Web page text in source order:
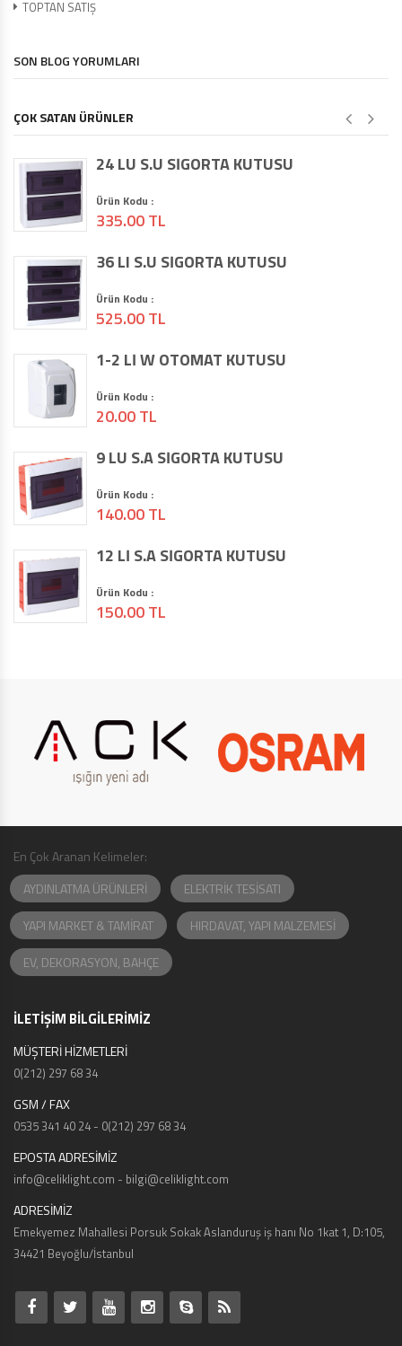
TOPTAN SATIŞ
SON BLOG YORUMLARI
ÇOK SATAN ÜRÜNLER
24 LÜ S.Ü SİGORTA KUTUSU
Ürün Kodu :
335.00 TL
36 LI S.Ü SİGORTA KUTUSU
Ürün Kodu :
525.00 TL
1-2 Lİ W OTOMAT KUTUSU
Ürün Kodu :
20.00 TL
9 LU S.A SİGORTA KUTUSU
Ürün Kodu :
140.00 TL
12 Lİ S.A SİGORTA KUTUSU
Ürün Kodu :
150.00 TL
En Çok Aranan Kelimeler:
AYDINLATMA ÜRÜNLERİ
ELEKTRİK TESİSATI
YAPI MARKET & TAMİRAT
HIRDAVAT, YAPI MALZEMESİ
EV, DEKORASYON, BAHÇE
İLETİŞİM BİLGİLERİMİZ
MÜŞTERİ HİZMETLERİ
0(212) 297 68 34
GSM / FAX
0535 341 40 24 - 0(212) 297 68 34
EPOSTA ADRESİMİZ
info@celiklight.com - bilgi@celiklight.com
ADRESİMİZ
Emekyemez Mahallesi Porsuk Sokak Aslanduruş iş hanı No 1kat 1, D:105,
34421 Beyoğlu/İstanbul